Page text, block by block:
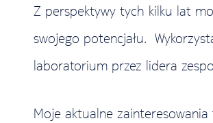
Z perspektywy tych kilku lat
swojego potencjału.
laboratorium przez lidera
Moje aktualne